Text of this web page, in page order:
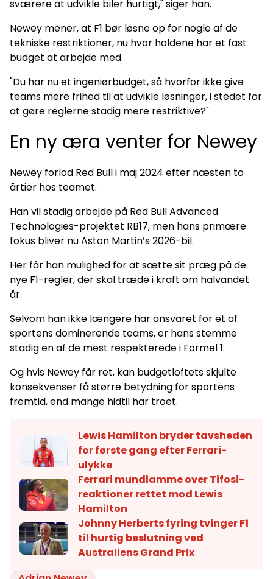
sværere at udvikle biler hurtigt," siger han.
Newey mener, at F1 bør løsne op for nogle af de
tekniske restriktioner, nu hvor holdene har et fast
budget at arbejde med.
"Du har nu et ingeniørbudget, så hvorfor ikke give
teams mere frihed til at udvikle løsninger, i stedet for
at gøre reglerne stadig mere restriktive?"
En ny æra venter for Newey
Newey forlod Red Bull i maj 2024 efter næsten to
årtier hos teamet.
Han vil stadig arbejde på Red Bull Advanced
Technologies-projektet RB17, men hans primære
fokus bliver nu Aston Martin’s 2026-bil.
Her får han mulighed for at sætte sit præg på de
nye F1-regler, der skal træde i kraft om halvandet
år.
Selvom han ikke længere har ansvaret for et af
sportens dominerende teams, er hans stemme
stadig en af de mest respekterede i Formel 1.
Og hvis Newey får ret, kan budgetloftets skjulte
konsekvenser få større betydning for sportens
fremtid, end mange hidtil har troet.
Lewis Hamilton bryder tavsheden
for første gang efter Ferrari-
ulykke
Ferrari mundlamme over Tifosi-
reaktioner rettet mod Lewis
Hamilton
Johnny Herberts fyring tvinger F1
til hurtig beslutning ved
Australiens Grand Prix